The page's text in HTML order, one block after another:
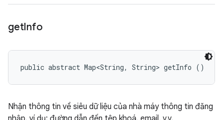
getInfo
public abstract Map<String, String> getInfo ()
Nhận thông tin về siêu dữ liệu của nhà máy thông tin đăng